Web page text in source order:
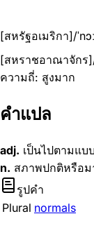
[สหรัฐอเมริกา]/
[สหราชอาณาจักร]
ความถี่: สูงมาก
คำแปล
adj. เป็นไปตามแ
n. สภาพปกติหรือม
รูปคำ
Plural normals